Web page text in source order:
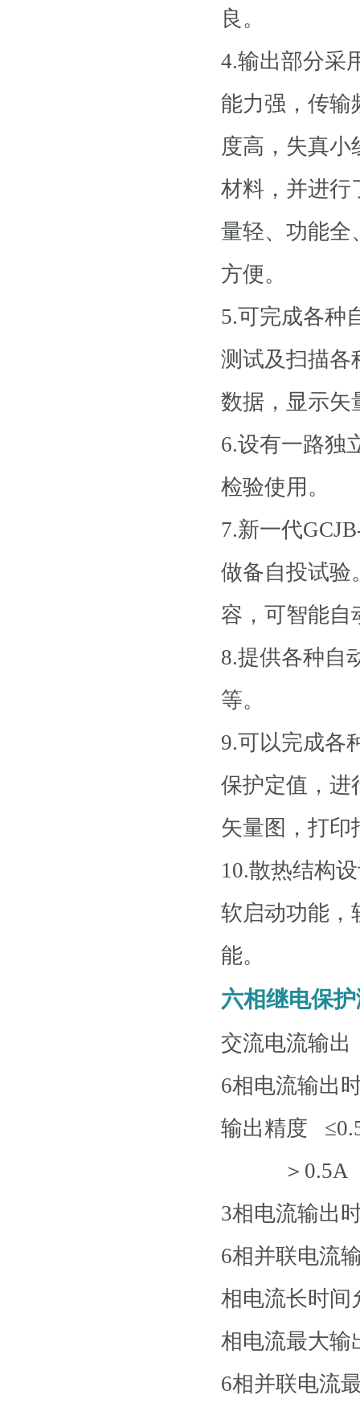
良。
4.输出部分采
能力强，传输
度高，失真
材料，并进行
量轻、功能全
方便。
5.可完成各种
测试及扫描各
数据，显示矢
6.设有一路独
检验使用。
7.新一代
做备自投试验
容，可智能自
8.提供各种自
等。
9.可以完成各
保护定值，进
矢量图，打印
10.散热结构
软启动功能，
能。
六相继电保
交流电流输出
6相电流输出
输出精度
＞0.5A
3相电流输出
6相并联电
相电流长时
相电流最大
6相并联电流